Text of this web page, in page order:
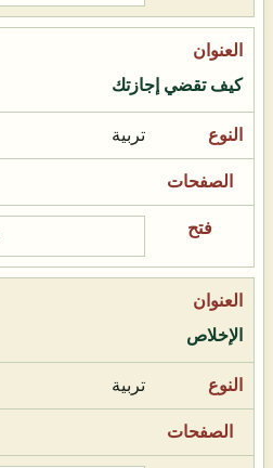
كيف تقضي إجازتك
تربية
الإخلاص
تربية